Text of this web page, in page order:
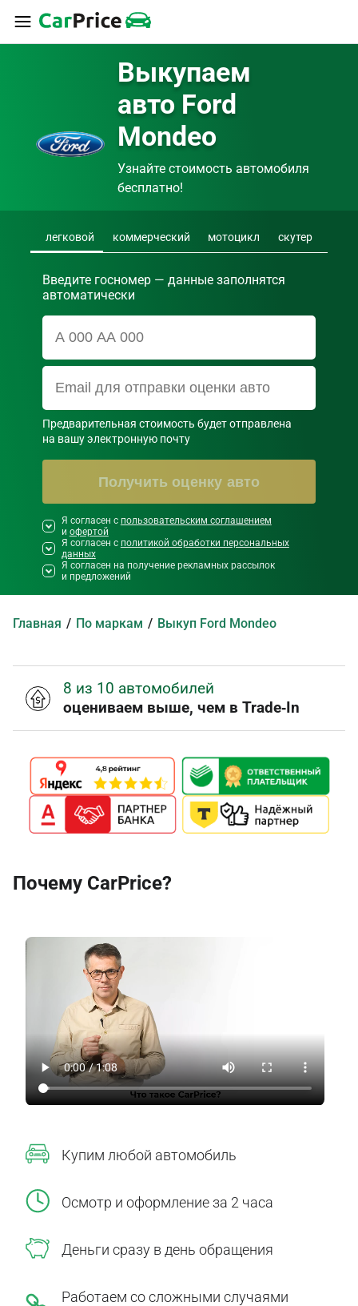
Выкупаем
авто Ford
Mondeo
Узнайте стоимость автомобиля
бесплатно!
легковой коммерческий мотоцикл скутер
Введите госномер — данные заполнятся
автоматически
Предварительная стоимость будет отправлена
на вашу электронную почту
Получить оценку авто
Необходимо согласиться со всеми
правилами и условиями ниже
Я согласен с пользовательским соглашением
и офертой
Я согласен с политикой обработки персональных
данных
Я согласен на получение рекламных рассылок
и предложений
Главная По маркам Выкуп Ford Mondeo
8 из 10 автомобилей
оцениваем выше, чем в Trade‑In
Почему CarPrice?
Купим любой автомобиль
Осмотр и оформление за 2 часа
Деньги сразу в день обращения
Работаем со сложными случаями